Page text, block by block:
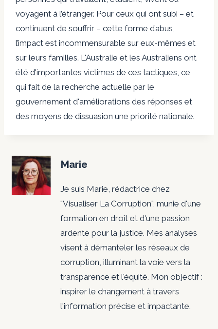
voyagent à l’étranger. Pour ceux qui ont subi – et
continuent de souffrir – cette forme d’abus,
l’impact est incommensurable sur eux-mêmes et
sur leurs familles. L'Australie et les Australiens ont
été d'importantes victimes de ces tactiques, ce
qui fait de la recherche actuelle par le
gouvernement d'améliorations des réponses et
des moyens de dissuasion une priorité nationale.
Marie
Je suis Marie, rédactrice chez
"Visualiser La Corruption", munie d'une
formation en droit et d'une passion
ardente pour la justice. Mes analyses
visent à démanteler les réseaux de
corruption, illuminant la voie vers la
transparence et l'équité. Mon objectif :
inspirer le changement à travers
l'information précise et impactante.